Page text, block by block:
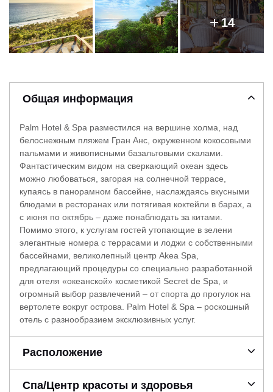
14
Общая информация
Palm Hotel & Spa разместился на вершине холма, над
белоснежным пляжем Гран Анс, окруженном кокосовыми
пальмами и живописными базальтовыми скалами.
Фантастическим видом на сверкающий океан здесь
можно любоваться, загорая на солнечной террасе,
купаясь в панорамном бассейне, наслаждаясь вкусными
блюдами в ресторанах или потягивая коктейли в барах, а
с июня по октябрь – даже понаблюдать за китами.
Помимо этого, к услугам гостей утопающие в зелени
элегантные номера с террасами и лоджи с собственными
бассейнами, великолепный центр Akea Spa,
предлагающий процедуры со специально разработанной
для отеля «океанской» косметикой Secret de Spa, и
огромный выбор развлечений – от спорта до прогулок на
вертолете вокруг острова. Palm Hotel & Spa – роскошный
отель с разнообразием эксклюзивных услуг.
Расположение
Спа/Центр красоты и здоровья